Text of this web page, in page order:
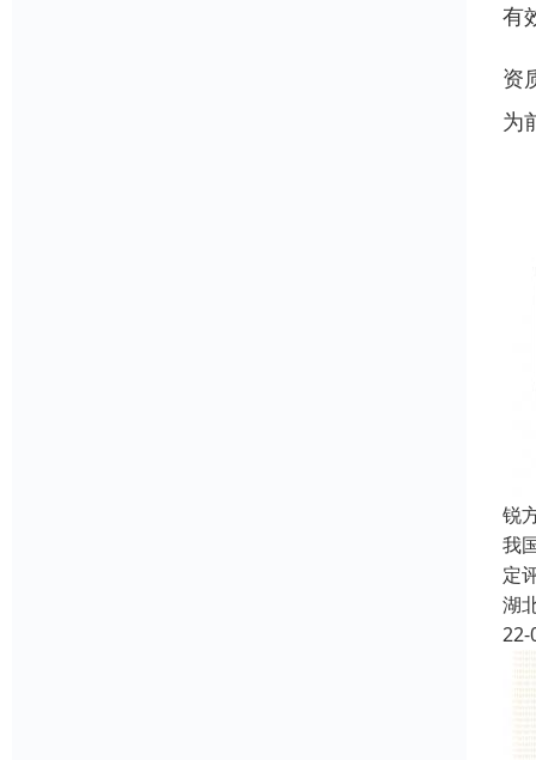
有
资
为
锐
我
定
湖
22-